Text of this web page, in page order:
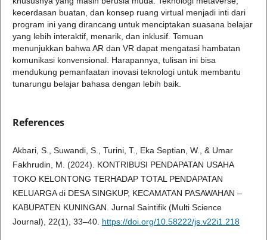
kecerdasan buatan, dan konsep ruang virtual menjadi inti dari
program ini yang dirancang untuk menciptakan suasana belajar
yang lebih interaktif, menarik, dan inklusif. Temuan
menunjukkan bahwa AR dan VR dapat mengatasi hambatan
komunikasi konvensional. Harapannya, tulisan ini bisa
mendukung pemanfaatan inovasi teknologi untuk membantu
tunarungu belajar bahasa dengan lebih baik.
References
Akbari, S., Suwandi, S., Turini, T., Eka Septian, W., & Umar
Fakhrudin, M. (2024). KONTRIBUSI PENDAPATAN USAHA
TOKO KELONTONG TERHADAP TOTAL PENDAPATAN
KELUARGA di DESA SINGKUP, KECAMATAN PASAWAHAN –
KABUPATEN KUNINGAN. Jurnal Saintifik (Multi Science
Journal), 22(1), 33–40. https://doi.org/10.58222/js.v22i1.218